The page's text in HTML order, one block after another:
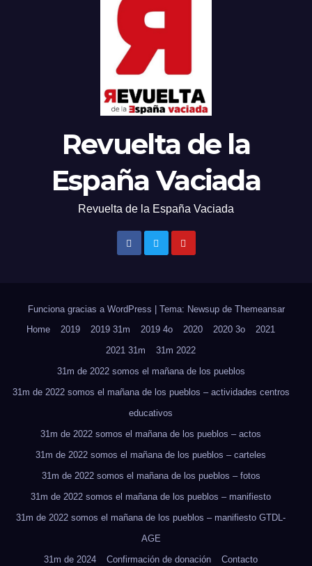
Revuelta de la
España Vaciada
Revuelta de la España Vaciada
Funciona gracias a WordPress Tema: Newsup de Themeansar
Home
2019 2019 31m 2019 4o 2020 2020 3o
2021
2021 31m
31m 2022
31m de 2022 somos el mañana de los pueblos
31m de 2022 somos el mañana de los pueblos – actividades centros
educativos
31m de 2022 somos el mañana de los pueblos – actos
31m de 2022 somos el mañana de los pueblos – carteles
31m de 2022 somos el mañana de los pueblos – fotos
31m de 2022 somos el mañana de los pueblos – manifiesto
31m de 2022 somos el mañana de los pueblos – manifiesto GTDL-
AGE
31m de 2024
Confirmación de donación Contacto